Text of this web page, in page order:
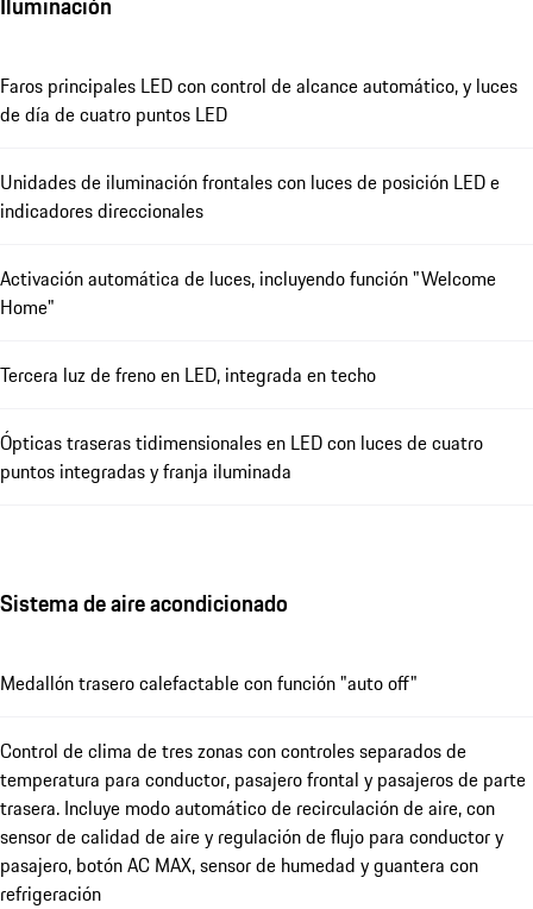
Faros principales LED con control de alcance automático, y luces
de día de cuatro puntos LED
Unidades de iluminación frontales con luces de posición LED e
indicadores direccionales
Activación automática de luces, incluyendo función "Welcome
Home"
Tercera luz de freno en LED, integrada en techo
Ópticas traseras tidimensionales en LED con luces de cuatro
puntos integradas y franja iluminada
Sistema de aire acondicionado
Medallón trasero calefactable con función "auto off"
Control de clima de tres zonas con controles separados de
temperatura para conductor, pasajero frontal y pasajeros de parte
trasera. Incluye modo automático de recirculación de aire, con
sensor de calidad de aire y regulación de flujo para conductor y
pasajero, botón AC MAX, sensor de humedad y guantera con
refrigeración